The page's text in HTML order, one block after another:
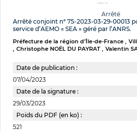
Arrêté
Arrêté conjoint n° 75-2023-03-29-00013
service d’AEMO « SEA » géré par l’ANRS.
Préfecture de la région d’Île-de-France
Christophe NOËL DU PAYRAT
Valentin
Date de publication :
07/04/2023
Date de la signature :
29/03/2023
Poids du PDF (en ko) :
521